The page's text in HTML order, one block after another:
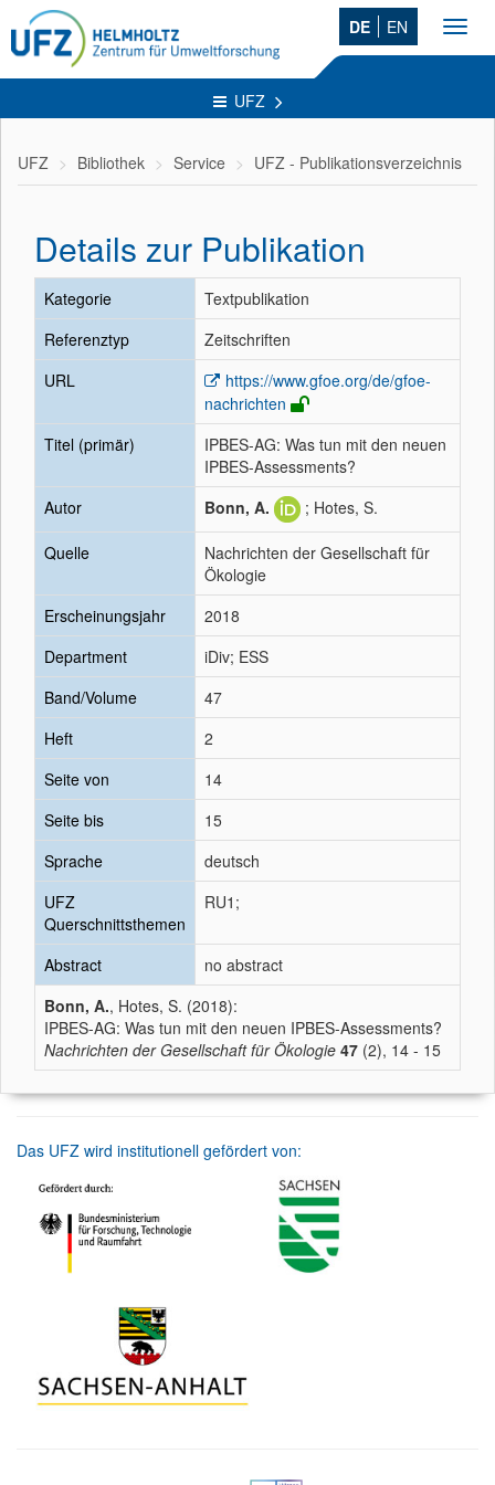
DE EN
UFZ
UFZ Bibliothek Service UFZ - Publikationsverzeichnis
Details zur Publikation
Kategorie
Textpublikation
Referenztyp
Zeitschriften
URL
https://www.gfoe.org/de/gfoe-
nachrichten
Titel (primär)
IPBES-AG: Was tun mit den neuen
IPBES-Assessments?
Autor
Bonn, A. ; Hotes, S.
Quelle
Nachrichten der Gesellschaft für
Ökologie
Erscheinungsjahr
2018
Department
iDiv; ESS
Band/Volume
47
Heft
2
Seite von
14
Seite bis
15
Sprache
deutsch
UFZ
Querschnittsthemen
RU1;
Abstract
no abstract
Bonn, A., Hotes, S. (2018):
IPBES-AG: Was tun mit den neuen IPBES-Assessments?
Nachrichten der Gesellschaft für Ökologie 47 (2), 14 - 15
Das UFZ wird institutionell gefördert von: